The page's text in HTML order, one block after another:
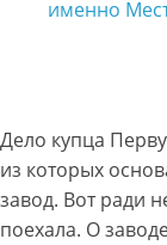
Дело купца
из которых
завод. Вот ради
поехала. О